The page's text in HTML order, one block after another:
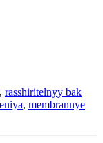
, rasshiritelnyy bak
, membrannye